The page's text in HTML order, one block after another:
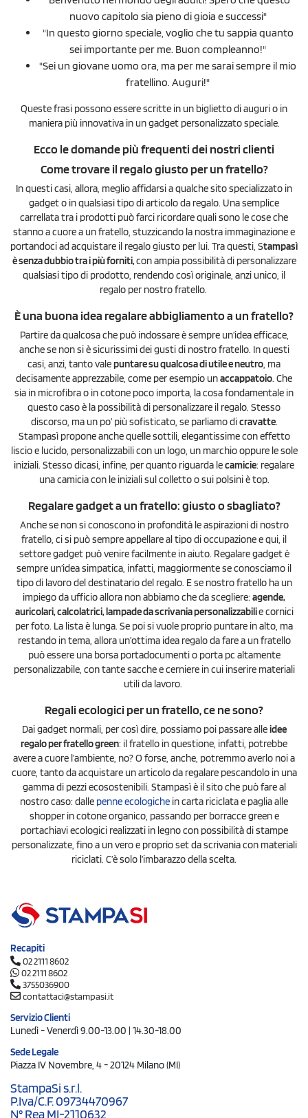
nuovo capitolo sia pieno di gioia e successi"
"In questo giorno speciale, voglio che tu sappia quanto
sei importante per me. Buon compleanno!"
"Sei un giovane uomo ora, ma per me sarai sempre il mio
fratellino. Auguri!"
Queste frasi possono essere scritte in un biglietto di auguri o in
maniera più innovativa in un gadget personalizzato speciale.
Ecco le domande più frequenti dei nostri clienti
Come trovare il regalo giusto per un fratello?
In questi casi, allora, meglio affidarsi a qualche sito specializzato in
gadget o in qualsiasi tipo di articolo da regalo. Una semplice
carrellata tra i prodotti può farci ricordare quali sono le cose che
stanno a cuore a un fratello, stuzzicando la nostra immaginazione e
portandoci ad acquistare il regalo giusto per lui. Tra questi, Stampasì
è senza dubbio tra i più forniti,con ampia possibilità di personalizzare
qualsiasi tipo di prodotto, rendendo così originale, anzi unico, il
regalo per nostro fratello.
È una buona idea regalare abbigliamento a un fratello?
Partire da qualcosa che può indossare è sempre un’idea efficace,
anche se non si è sicurissimi dei gusti di nostro fratello. In questi
casi, anzi, tanto valepuntare su qualcosa di utile e neutro, ma
decisamente apprezzabile, come per esempio unaccappatoio. Che
sia in microfibra o in cotone poco importa, la cosa fondamentale in
questo caso è la possibilità di personalizzare il regalo. Stesso
discorso, ma un po’ più sofisticato, se parliamo dicravatte.
Stampasì propone anche quelle sottili, elegantissime con effetto
liscio e lucido, personalizzabili con un logo, un marchio oppure le sole
iniziali. Stesso dicasi, infine, per quanto riguarda lecamicie: regalare
una camicia con le iniziali sul colletto o sui polsini è top.
Regalare gadget a un fratello: giusto o sbagliato?
Anche se non si conoscono in profondità le aspirazioni di nostro
fratello, ci si può sempre appellare al tipo di occupazione e qui, il
settore gadget può venire facilmente in aiuto. Regalare gadget è
sempre un’idea simpatica, infatti, maggiormente se conosciamo il
tipo di lavoro del destinatario del regalo. E se nostro fratello ha un
impiego da ufficio allora non abbiamo che da scegliere: agende,
auricolari, calcolatrici, lampade da scrivania personalizzabilie cornici
per foto. La lista è lunga. Se poi si vuole proprio puntare in alto, ma
restando in tema, allora un’ottima idea regalo da fare a un fratello
può essere una borsa portadocumenti o porta pc altamente
personalizzabile, con tante sacche e cerniere in cui inserire materiali
utili da lavoro.
Regali ecologici per un fratello, ce ne sono?
Dai gadget normali, per così dire, possiamo poi passare alleidee
regalo per fratello green: il fratello in questione, infatti, potrebbe
avere a cuore l’ambiente, no? O forse, anche, potremmo averlo noi a
cuore, tanto da acquistare un articolo da regalare pescandolo in una
gamma di pezzi ecosostenibili. Stampasì è il sito che può fare al
nostro caso: dalle penne ecologiche in carta riciclata e paglia alle
shopper in cotone organico, passando per borracce green e
portachiavi ecologici realizzati in legno con possibilità di stampe
personalizzate, fino a un vero e proprio set da scrivania con materiali
riciclati. C’è solo l’imbarazzo della scelta.
Recapiti
02 2111 8602
02 2111 8602
3755036900
contattaci@stampasi.it
Servizio Clienti
Lunedì - Venerdì 9.00-13.00 | 14.30-18.00
Sede Legale
Piazza IV Novembre, 4 - 20124 Milano (MI)
StampaSi s.r.l.
P.Iva/C.F. 09734470967
N° Rea MI-2110632